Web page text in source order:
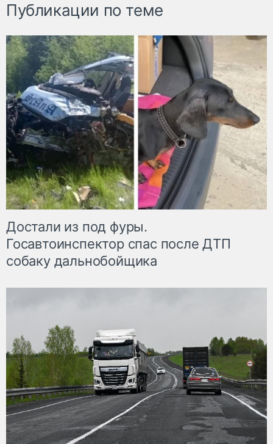
Публикации по теме
Достали из под фуры.
Госавтоинспектор спас после ДТП
собаку дальнобойщика